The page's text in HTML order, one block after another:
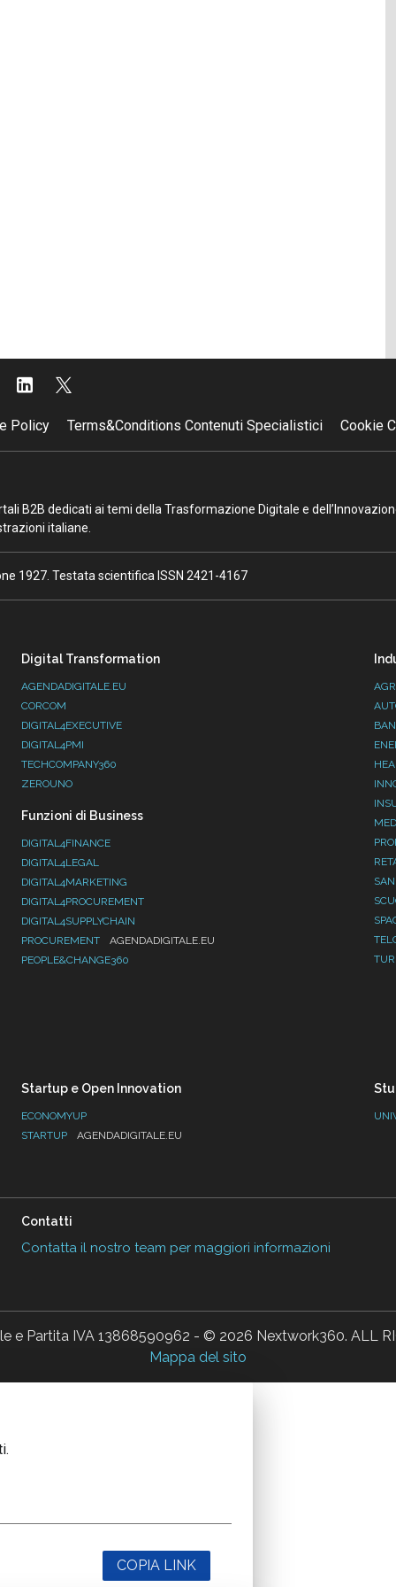
Policy Terms&Conditions Contenuti Specialistici Cookie
B2B dedicati ai temi della Trasformazione Digitale e
italiane.
1927. Testata scientifica ISSN 2421-4167
Digital Transformation
AGENDADIGITALE.EU
CORCOM
DIGITAL4EXECUTIVE
DIGITAL4PMI
TECHCOMPANY360
ZEROUNO
Funzioni di Business
DIGITAL4FINANCE
DIGITAL4LEGAL
DIGITAL4MARKETING
DIGITAL4PROCUREMENT
DIGITAL4SUPPLYCHAIN
PROCUREMENT
AGENDADIGITALE.EU
PEOPLE&CHANGE360
Startup e Open Innovation
ECONOMYUP
STARTUP
AGENDADIGITALE.EU
Contatti
Contatta il nostro team per maggiori informazioni
e Partita IVA 13868590962 - © 2026 Nextwork360. ALL
Mappa del sito
COPIA LINK